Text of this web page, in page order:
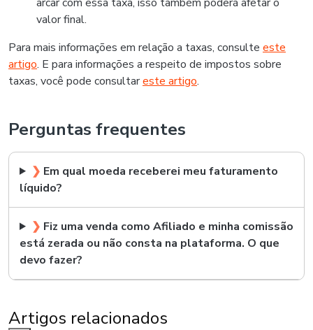
valor final.
Para mais informações em relação a taxas, consulte este
artigo. E para informações a respeito de impostos sobre
taxas, você pode consultareste artigo.
Perguntas frequentes
❯ Em qual moeda receberei meu faturamento
líquido?
❯ Fiz uma venda como Afiliado e minha comissão
está zerada ou não consta na plataforma. O que
devo fazer?
Artigos relacionados